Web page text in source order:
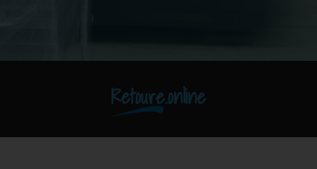
Retoure.online